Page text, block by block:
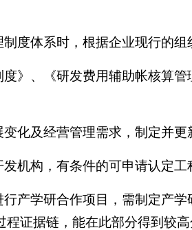
制度体系时，根据企业现行的
度》、《研发费用辅助帐核算
变化及经营管理需求，制定并
机构，有条件的可申请认定
行产学研合作项目，需制定产
程证据链，能在此部分得到较